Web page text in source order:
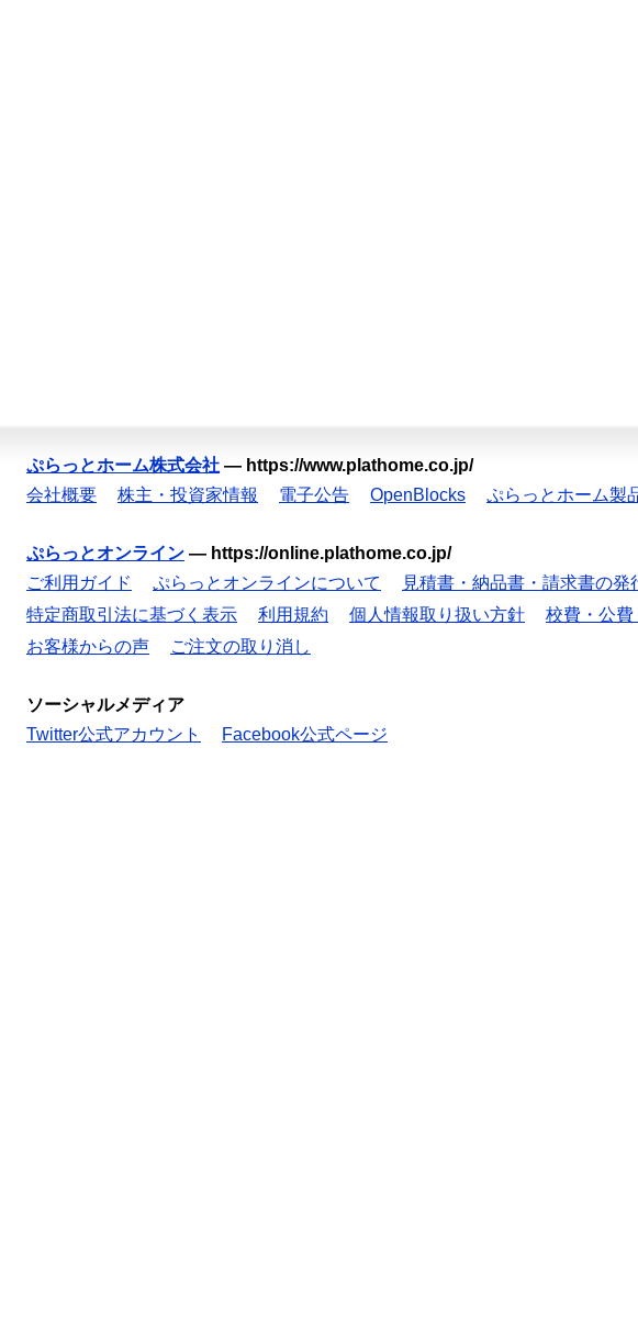
ぷらっとホーム株式会社 — https://www.plathome.co.jp/
会社概要
株主・投資家情報 電子公告 OpenBlocks ぷらっとホーム製
ぷらっとオンライン — https://online.plathome.co.jp/
ご利用ガイド
ぷらっとオンラインについて 見積書・納品書・請求書の発
特定商取引法に基づく表示
利用規約 個人情報取り扱い方針 校費・公
お客様からの声
ご注文の取り消し
ソーシャルメディア
Twitter公式アカウント
Facebook公式ページ